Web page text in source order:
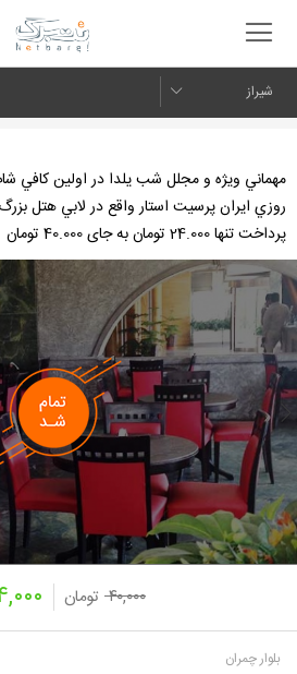
شیراز
Next
مهماني ويژه و مجلل شب يلدا در اولين كافي
پرداخت تنها 24.000 تومان به جای 40.000 تومان
۴۰,۰۰۰ تومان
بلوار چمران